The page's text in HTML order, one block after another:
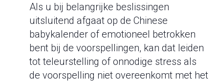
Als u bij belangrijke beslissingen
uitsluitend afgaat op de Chinese
babykalender of emotioneel betrokken
bent bij de voorspellingen, kan dat leiden
tot teleurstelling of onnodige stress als
de voorspelling niet overeenkomt met het